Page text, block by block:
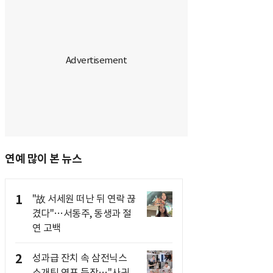
연예 많이 본 뉴스
1
"故 서세원 떠난 뒤 연락 끊
겼다"…서동주, 동생과 절
연 고백
2
성과급 잔치 속 삼전닉스